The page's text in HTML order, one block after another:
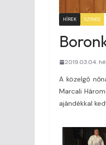
HÍREK SZINES
2019.03.04.
A közelgő
Marcali
ajándékkal